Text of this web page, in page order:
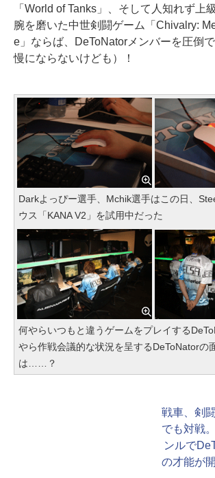
「World of Tanks」、そして人知れず上
腕を磨いた中世剣闘ゲーム「Chivalry:
e」ならば、DeToNatorメンバーを圧倒
慢にならないけども）！
Darkよっぴー選手、Mchik選手はこの日、
ウス「KANA V2」を試用中だった
何やらいつもと違うゲームをプレイする
やら作戦会議的な状況を呈するDeToNatorの
は……？
戦車、剣
でも対戦
ンルで
の才能が